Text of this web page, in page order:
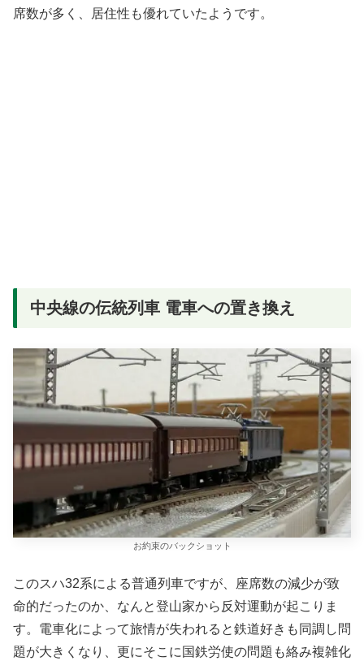
席数が多く、居住性も優れていたようです。
中央線の伝統列車 電車への置き換え
お約束のバックショット
このスハ32系による普通列車ですが、座席数の減少が致
命的だったのか、なんと登山家から反対運動が起こりま
す。電車化によって旅情が失われると鉄道好きも同調し問
題が大きくなり、更にそこに国鉄労使の問題も絡み複雑化